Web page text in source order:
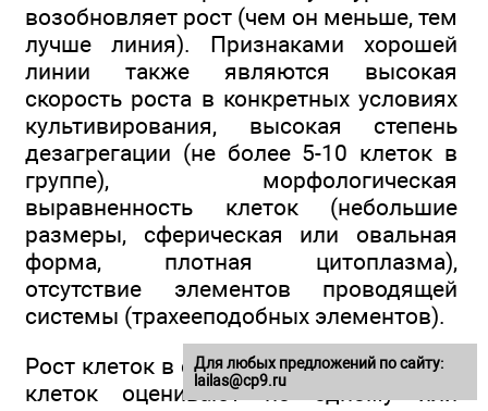
возобновляет рост (чем он меньше, тем
лучше линия). Признаками хорошей
линии также являются высокая
скорость роста в конкретных условиях
культивирования, высокая степень
дезагрегации (не более 5-10 клеток в
группе), морфологическая
выравненность клеток (небольшие
размеры, сферическая или овальная
форма, плотная цитоплазма),
отсутствие элементов проводящей
системы (трахееподобных элементов).
Рост клеток в суспензионных культурах
клеток оценивают по одному или
Для любых предложений по сайту:
lailas@cp9.ru